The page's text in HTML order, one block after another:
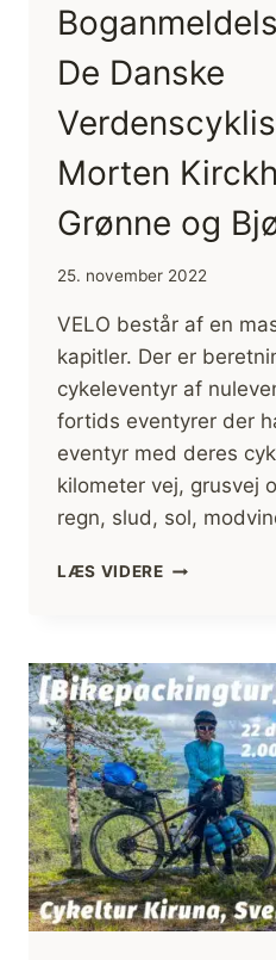
De Danske
Morten
Grønne og
25. november 2022
VELO består af en
kapitler. Der er
cykeleventyr af
fortids eventyrer der
eventyr med deres
kilometer vej, grusvej
regn, slud, sol,
LÆS VIDERE
DANSKE
AF
MORTEN
KIRCKHOFF,
TORE
GRØNNE
OG
BJØRN
HARVIG